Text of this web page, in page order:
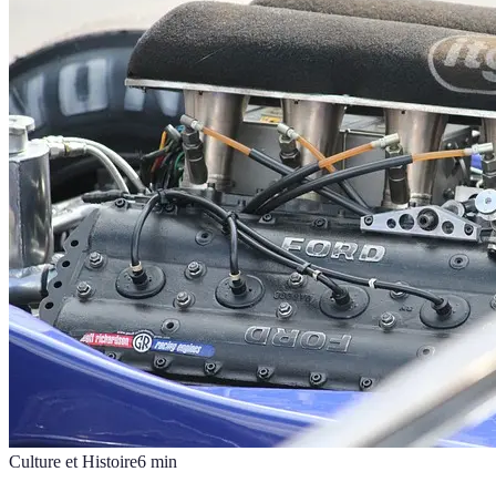
Culture et Histoire6 min